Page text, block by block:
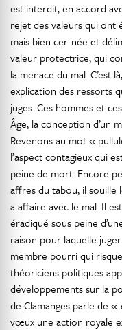
est interdit, en accord
rejet des valeurs qui ont
mais bien cer-née et
valeur protectrice, qui
la menace du mal. C’est
explication des ressorts
juges. Ces hommes et
Âge, la conception d’un
Revenons au mot «
l’aspect contagieux qui
peine de mort. Encore
affres du tabou, il souille
a affaire avec le mal. Il
éradiqué sous peine
raison pour laquelle
membre pourri qui
théoriciens politiques
développements sur la
de Clamanges parle de «
vœux une action royale